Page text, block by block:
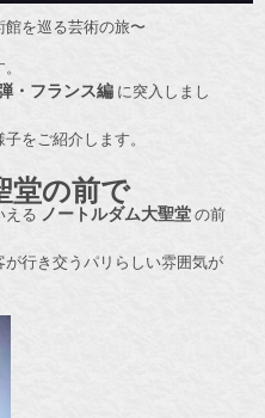
を巡る芸術の旅〜
・フランス編 に突入しまし
をご紹介します。
堂の前で
える ノートルダム大聖堂 の前
行き交うパリらしい雰囲気が